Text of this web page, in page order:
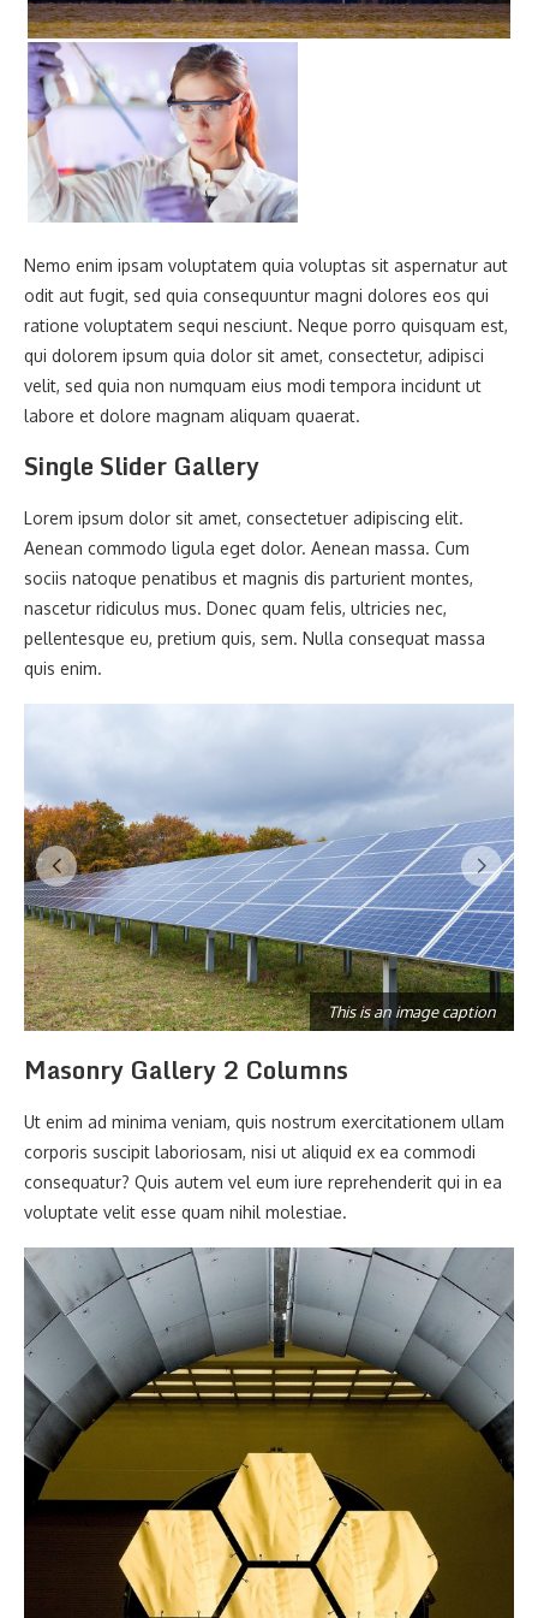
Nemo enim ipsam voluptatem quia voluptas sit aspernatur aut
odit aut fugit, sed quia consequuntur magni dolores eos qui
ratione voluptatem sequi nesciunt. Neque porro quisquam est,
qui dolorem ipsum quia dolor sit amet, consectetur, adipisci
velit, sed quia non numquam eius modi tempora incidunt ut
labore et dolore magnam aliquam quaerat.
Single Slider Gallery
Lorem ipsum dolor sit amet, consectetuer adipiscing elit.
Aenean commodo ligula eget dolor. Aenean massa. Cum
sociis natoque penatibus et magnis dis parturient montes,
nascetur ridiculus mus. Donec quam felis, ultricies nec,
pellentesque eu, pretium quis, sem. Nulla consequat massa
quis enim.
This is an image caption
Masonry Gallery 2 Columns
Ut enim ad minima veniam, quis nostrum exercitationem ullam
corporis suscipit laboriosam, nisi ut aliquid ex ea commodi
consequatur? Quis autem vel eum iure reprehenderit qui in ea
voluptate velit esse quam nihil molestiae.